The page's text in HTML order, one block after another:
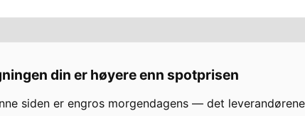
din er høyere enn spotprisen
siden er engros morgendagens — det